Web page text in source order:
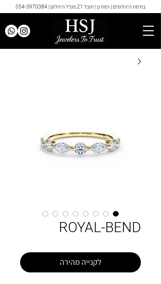
בורסת היהלומים | רמת גן | תובל 21 מגדל היהלום | 054-3970384
ROYAL-BEND
לקנייה מהירה